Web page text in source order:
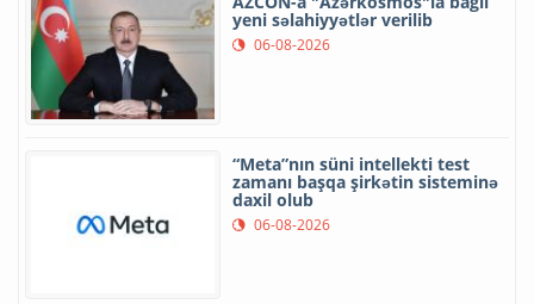
yeni səlahiyyətlər verilib
06-08-2026
“Meta”nın süni intellekti test
zamanı başqa şirkətin sisteminə
daxil olub
06-08-2026